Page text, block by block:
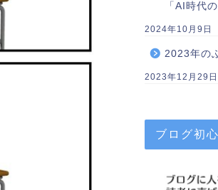
「AI時代
2024年10月9日
2023年の
2023年12月29日
ブログ初